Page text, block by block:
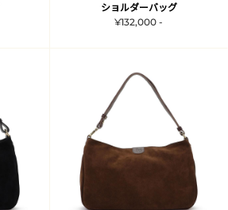
ショルダーバッグ
¥132,000 -